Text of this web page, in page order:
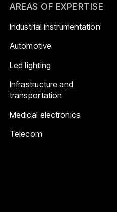
AREAS OF EXPERTISE
Industrial instrumentation
Automotive
Led lighting
Infrastructure and
transportation
Medical electronics
Telecom